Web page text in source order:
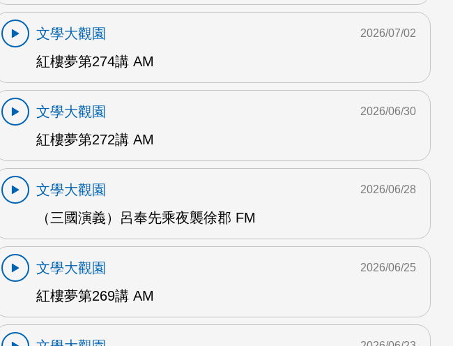
文學大觀園
紅樓夢第274講 AM
2026/07/02
文學大觀園
紅樓夢第272講 AM
2026/06/30
文學大觀園
（三國演義）呂奉先乘夜襲徐郡 FM
2026/06/28
文學大觀園
紅樓夢第269講 AM
2026/06/25